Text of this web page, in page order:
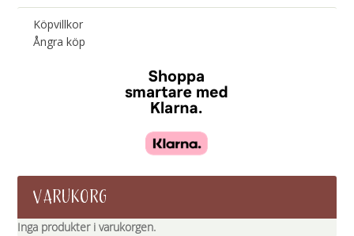
Köpvillkor
Ångra köp
VARUKORG
Inga produkter i varukorgen.